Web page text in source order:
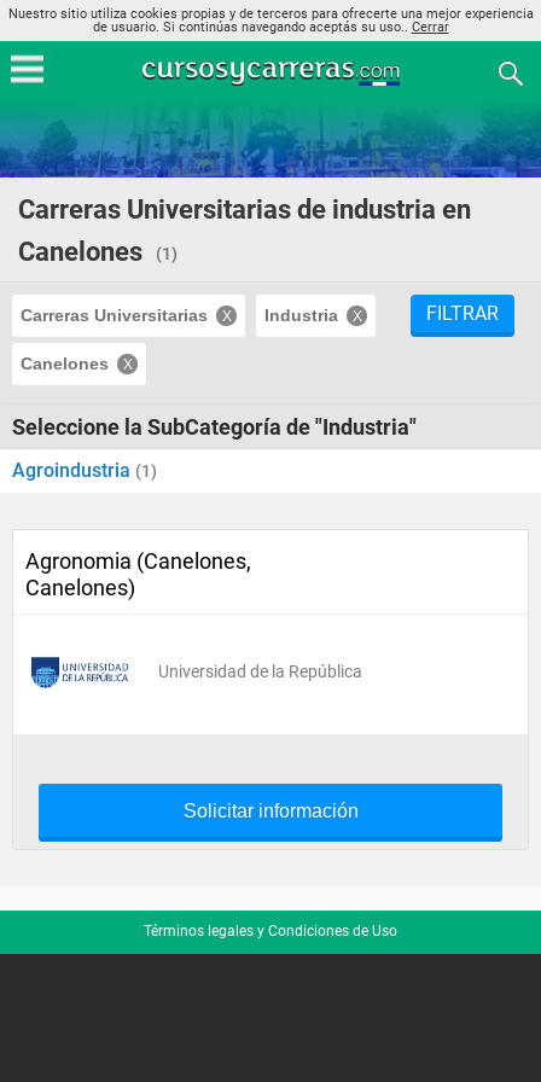
Nuestro sitio utiliza cookies propias y de terceros para ofrecerte una mejor experiencia
de usuario. Si continúas navegando aceptás su uso.. Cerrar
Carreras Universitarias de industria en
Canelones
(1)
Carreras Universitarias Industria
Canelones
FILTRAR
Seleccione la SubCategoría de "Industria"
Agroindustria (1)
Agronomia (Canelones,
Canelones)
Universidad de la República
Solicitar información
Términos legales y Condiciones de Uso